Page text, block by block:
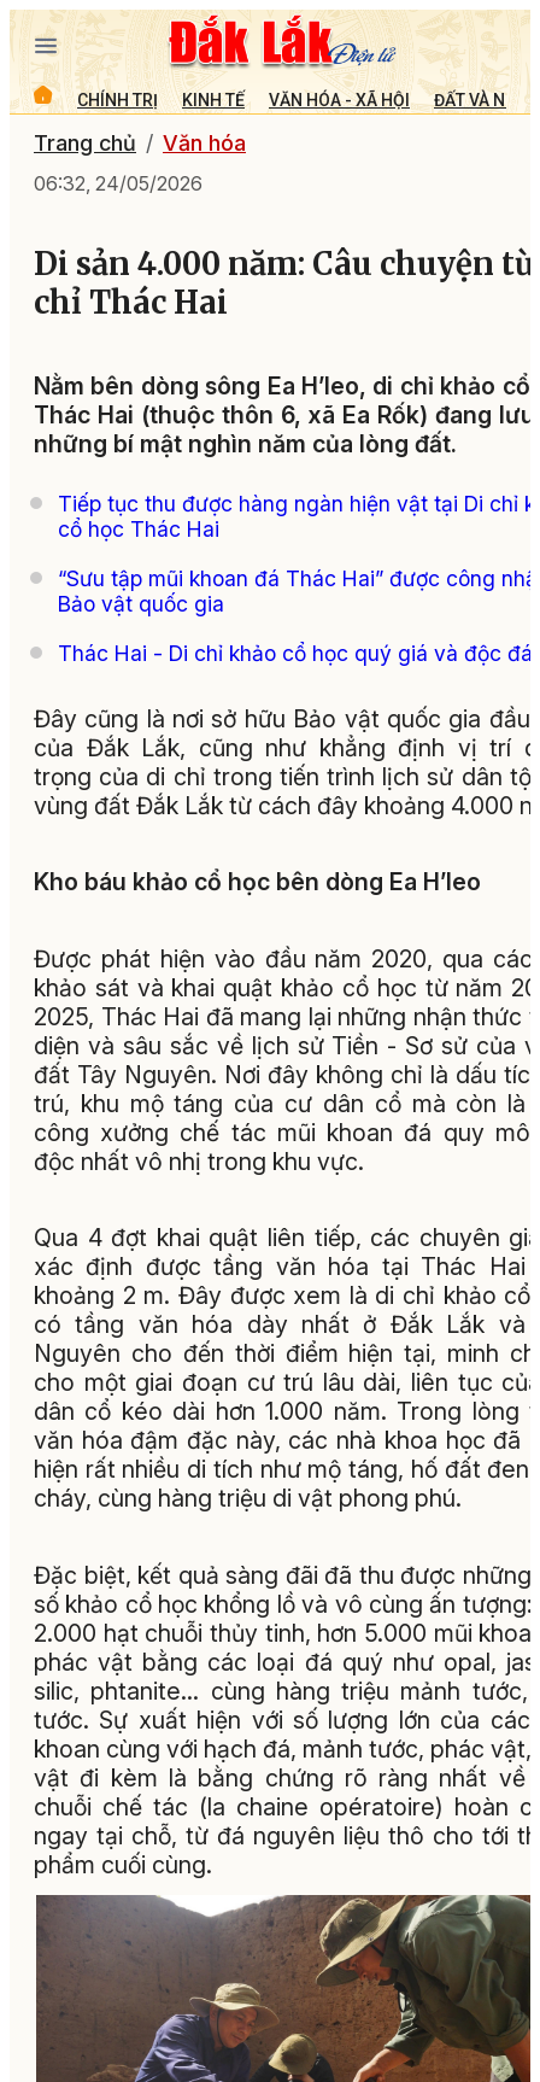
CHÍNH TRỊ KINH TẾ VĂN HÓA - XÃ HỘI ĐẤT VÀ
Trang chủ Văn hóa
06:32, 24/05/2026
Di sản 4.000 năm: Câu chuyện
chỉ Thác Hai
Nằm bên dòng sông Ea H’leo, di chỉ khảo cổ
Thác Hai (thuộc thôn 6, xã Ea Rốk) đang
những bí mật nghìn năm của lòng đất.
Tiếp tục thu được hàng ngàn hiện vật tại Di chỉ
cổ học Thác Hai
“Sưu tập mũi khoan đá Thác Hai” được công
Bảo vật quốc gia
Thác Hai - Di chỉ khảo cổ học quý giá và độc
Đây cũng là nơi sở hữu Bảo vật quốc gia đầu
của Đắk Lắk, cũng như khẳng định vị trí
trọng của di chỉ trong tiến trình lịch sử dân
vùng đất Đắk Lắk từ cách đây khoảng 4.000
Kho báu khảo cổ học bên dòng Ea H’leo
Được phát hiện vào đầu năm 2020, qua
khảo sát và khai quật khảo cổ học từ năm
2025, Thác Hai đã mang lại những nhận thức
diện và sâu sắc về lịch sử Tiền - Sơ sử của
đất Tây Nguyên. Nơi đây không chỉ là dấu
trú, khu mộ táng của cư dân cổ mà còn là
công xưởng chế tác mũi khoan đá quy mô
độc nhất vô nhị trong khu vực.
Qua 4 đợt khai quật liên tiếp, các chuyên
xác định được tầng văn hóa tại Thác Hai
khoảng 2 m. Đây được xem là di chỉ khảo cổ
có tầng văn hóa dày nhất ở Đắk Lắk và
Nguyên cho đến thời điểm hiện tại, minh
cho một giai đoạn cư trú lâu dài, liên tục
dân cổ kéo dài hơn 1.000 năm. Trong lòng
văn hóa đậm đặc này, các nhà khoa học đã
hiện rất nhiều di tích như mộ táng, hố đất
cháy, cùng hàng triệu di vật phong phú.
Đặc biệt, kết quả sàng đãi đã thu được những
số khảo cổ học khổng lồ và vô cùng ấn tượng:
2.000 hạt chuỗi thủy tinh, hơn 5.000 mũi
phác vật bằng các loại đá quý như opal,
silic, phtanite... cùng hàng triệu mảnh tước,
tước. Sự xuất hiện với số lượng lớn của các
khoan cùng với hạch đá, mảnh tước, phác vật,
vật đi kèm là bằng chứng rõ ràng nhất về
chuỗi chế tác (la chaine opératoire) hoàn
ngay tại chỗ, từ đá nguyên liệu thô cho tới
phẩm cuối cùng.